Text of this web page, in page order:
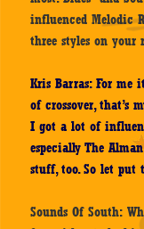
influenced Melodic
three styles on your
Kris Barras: For me
of crossover, that’s
I got a lot of
especially The
stuff, too. So let put
Sounds Of South: